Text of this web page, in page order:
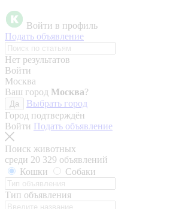
Войти в профиль
Подать объявление
Нет результатов
Войти
Москва
Ваш город Москва?
Да
Выбрать город
Город подтверждён
Войти Подать объявление
Поиск животных
среди 20 329 объявлений
Кошки
Собаки
Тип объявления